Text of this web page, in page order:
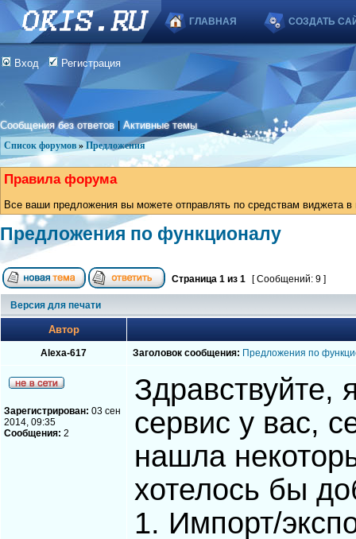
ГЛАВНАЯ СОЗДАТЬ
Вход Регистрация
Сообщения без ответов |Активные темы
Список форумов » Предложения
Правила форума
Все ваши предложения вы можете отправлять по средствам виджета
Предложения по функционалу
Страница 1 из 1 [ Сообщений: 9 ]
Версия для печати
Автор
Alexa-617 Заголовок сообщения: Предложения по
Зарегистрирован: 03 сен
2014, 09:35
Сообщения: 2
Здравствуйте,
сервис у вас,
нашла
хотелось бы
1. Импорт/